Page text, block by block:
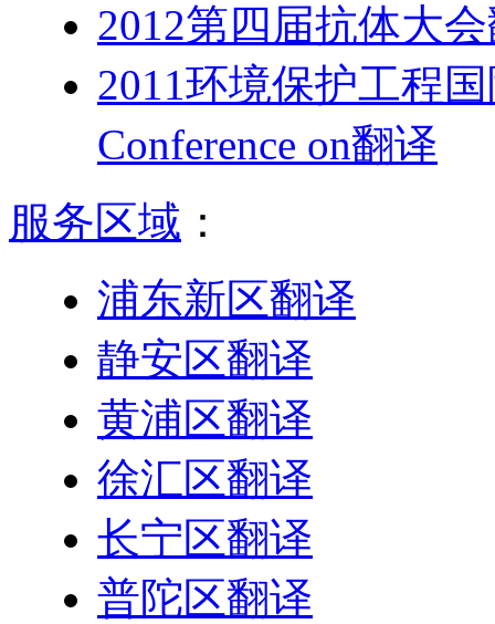
2012第四届抗体大
2011环境保护工程
Conference on翻译
服务区域 ：
浦东新区翻译
静安区翻译
黄浦区翻译
徐汇区翻译
长宁区翻译
普陀区翻译